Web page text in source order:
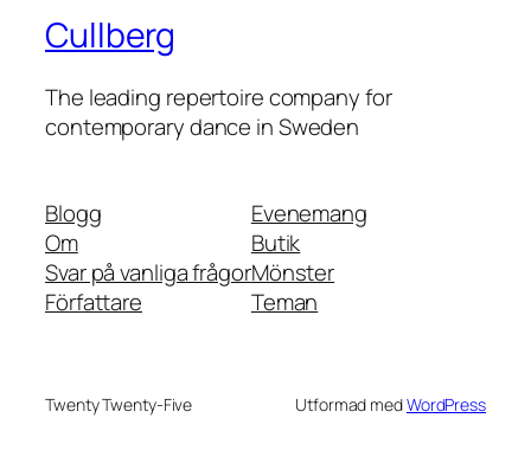
Cullberg
The leading repertoire company for
contemporary dance in Sweden
Blogg
Om
Svar på vanliga frågor
Författare
Evenemang
Butik
Mönster
Teman
Twenty Twenty-Five Utformad medWordPress